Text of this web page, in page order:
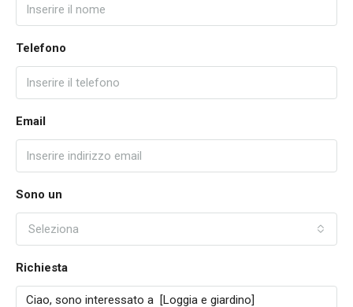
Telefono
Email
Sono un
Seleziona
Richiesta